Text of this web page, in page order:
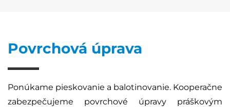
Povrchová úprava
Ponúkame pieskovanie a balotinovanie. Kooperačne
zabezpečujeme povrchové úpravy práškovým